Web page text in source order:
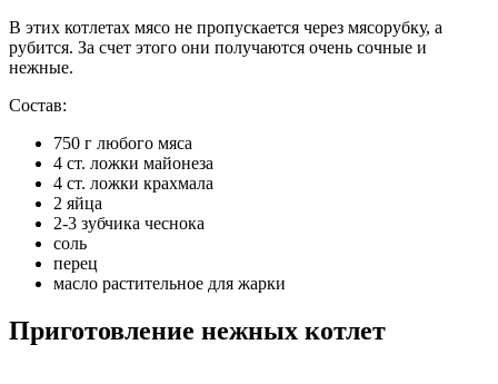
В этих котлетах мясо не пропускается через мясорубку, а
рубится. За счет этого они получаются очень сочные и
нежные.
Состав:
750 г любого мяса
4 ст. ложки майонеза
4 ст. ложки крахмала
2 яйца
2-3 зубчика чеснока
соль
перец
масло растительное для жарки
Приготовление нежных котлет